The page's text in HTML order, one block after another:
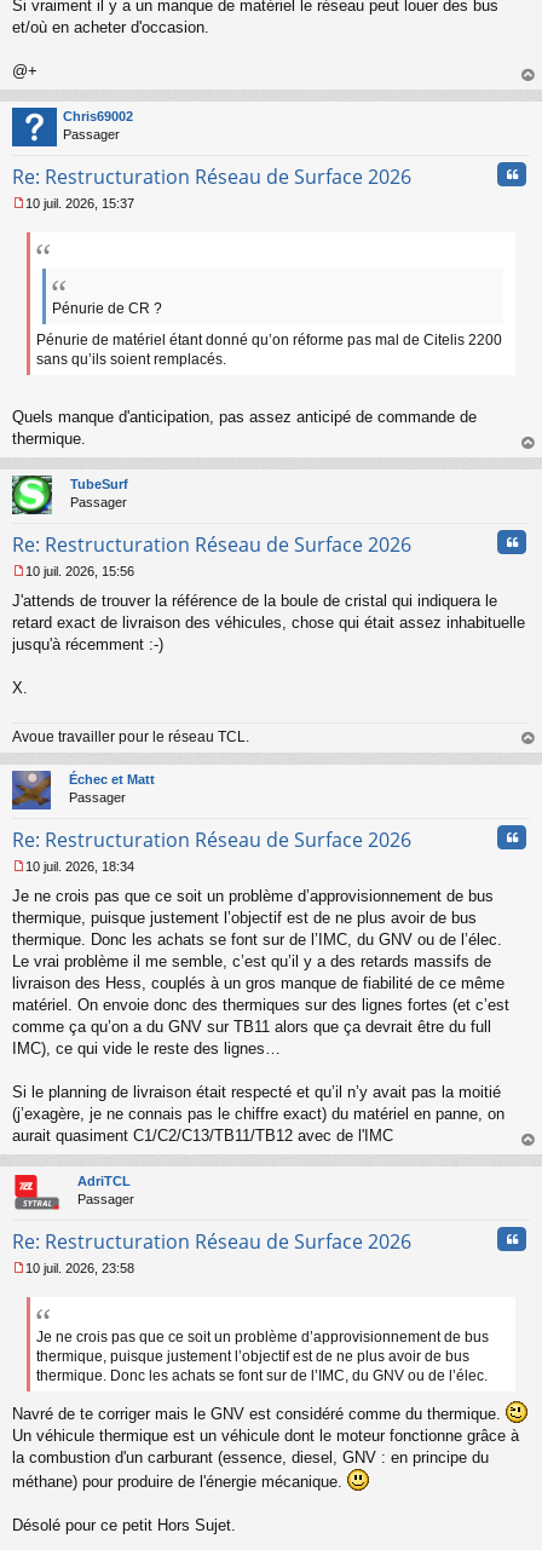
n
n
u
Si vraiment il y a un manque de matériel le réseau peut louer des bus
et/où en acheter d'occasion.
@+
au
Chris69002
Passager
Re: Restructuration Réseau de Surface 2026
e
n
u
10 juil. 2026, 15:37
Pénurie de CR ?
Pénurie de matériel étant donné qu’on réforme pas mal de Citelis 2200
sans qu’ils soient remplacés.
Quels manque d'anticipation, pas assez anticipé de commande de
thermique.
au
TubeSurf
Passager
Re: Restructuration Réseau de Surface 2026
e
s
s
e
l
u
10 juil. 2026, 15:56
J'attends de trouver la référence de la boule de cristal qui indiquera le
retard exact de livraison des véhicules, chose qui était assez inhabituelle
jusqu'à récemment :-)
X.
Avoue travailler pour le réseau TCL.
au
Échec et Matt
Passager
Re: Restructuration Réseau de Surface 2026
e
s
s
g
e
n
o
n
10 juil. 2026, 18:34
Je ne crois pas que ce soit un problème d’approvisionnement de bus
thermique, puisque justement l’objectif est de ne plus avoir de bus
thermique. Donc les achats se font sur de l’IMC, du GNV ou de l’élec.
Le vrai problème il me semble, c’est qu’il y a des retards massifs de
livraison des Hess, couplés à un gros manque de fiabilité de ce même
matériel. On envoie donc des thermiques sur des lignes fortes (et c’est
comme ça qu’on a du GNV sur TB11 alors que ça devrait être du full
IMC), ce qui vide le reste des lignes…
Si le planning de livraison était respecté et qu’il n’y avait pas la moitié
(j’exagère, je ne connais pas le chiffre exact) du matériel en panne, on
aurait quasiment C1/C2/C13/TB11/TB12 avec de l'IMC
au
AdriTCL
Passager
Re: Restructuration Réseau de Surface 2026
e
e
n
n
u
10 juil. 2026, 23:58
Je ne crois pas que ce soit un problème d’approvisionnement de bus
thermique, puisque justement l’objectif est de ne plus avoir de bus
thermique. Donc les achats se font sur de l’IMC, du GNV ou de l’élec.
Navré de te corriger mais le GNV est considéré comme du thermique.
Un véhicule thermique est un véhicule dont le moteur fonctionne grâce à
la combustion d'un carburant (essence, diesel, GNV : en principe du
méthane) pour produire de l'énergie mécanique.
Désolé pour ce petit Hors Sujet.